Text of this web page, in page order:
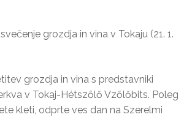
grozdja in vina v Tokaju (21. 1.
grozdja in vina s predstavniki
v Tokaj-Hétszőlő Vzőlőbits. Poleg
kleti, odprte ves dan na Szerelmi